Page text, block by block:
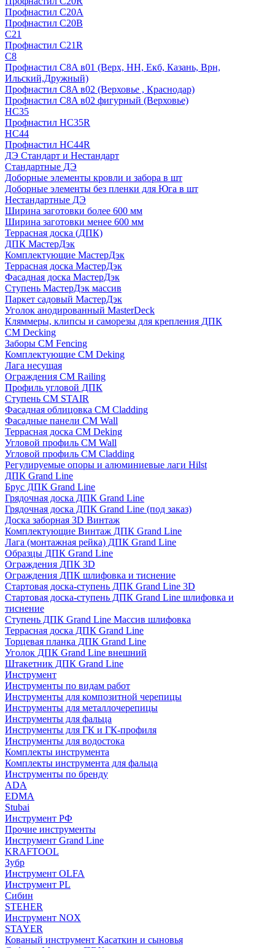
Профнастил С20А
Профнастил С20В
C21
Профнастил С21R
C8
Профнастил С8A в01 (Верх, НН, Екб, Казань, Врн,
Ильский,Дружный)
Профнастил С8A в02 (Верховье , Краснодар)
Профнастил С8A в02 фигурный (Верховье)
HС35
Профнастил HC35R
НС44
Профнастил НС44R
ДЭ Стандарт и Нестандарт
Стандартные ДЭ
Доборные элементы кровли и забора в шт
Доборные элементы без пленки для Юга в шт
Нестандартные ДЭ
Ширина заготовки более 600 мм
Ширина заготовки менее 600 мм
Террасная доска (ДПК)
ДПК МастерДэк
Комплектующие МастерДэк
Террасная доска МастерДэк
Фасадная доска МастерДэк
Ступень МастерДэк массив
Паркет садовый МастерДэк
Уголок анодированный MasterDeck
Кляммеры, клипсы и саморезы для крепления ДПК
CM Decking
Заборы CM Fencing
Комплектующие CM Deking
Лага несущая
Ограждения CM Railing
Профиль угловой ДПК
Ступень CM STAIR
Фасадная облицовка CM Cladding
Фасадные панели CM Wall
Террасная доска CM Deking
Угловой профиль CM Wall
Угловой профиль CM Cladding
Регулируемые опоры и алюминиевые лаги Hilst
ДПК Grand Line
Брус ДПК Grand Line
Грядочная доска ДПК Grand Line
Грядочная доска ДПК Grand Line (под заказ)
Доска заборная 3D Винтаж
Комплектующие Винтаж ДПК Grand Line
Лага (монтажная рейка) ДПК Grand Line
Образцы ДПК Grand Line
Ограждения ДПК 3D
Ограждения ДПК шлифовка и тиснение
Стартовая доска-ступень ДПК Grand Line 3D
Стартовая доска-ступень ДПК Grand Line шлифовка и
тиснение
Ступень ДПК Grand Line Массив шлифовка
Террасная доска ДПК Grand Line
Торцевая планка ДПК Grand Line
Уголок ДПК Grand Line внешний
Штакетник ДПК Grand Line
Инструмент
Инструменты по видам работ
Инструменты для композитной черепицы
Инструменты для металлочерепицы
Инструменты для фальца
Инструменты для ГК и ГК-профиля
Инструменты для водостока
Комплекты инструмента
Комплекты инструмента для фальца
Инструменты по бренду
ADA
EDMA
Stubai
Инструмент РФ
Прочие инструменты
Инструмент Grand Line
KRAFTOOL
Зубр
Инструмент OLFA
Инструмент PL
Сибин
STEHER
Инструмент NOX
STAYER
Кованый инструмент Касаткин и сыновья